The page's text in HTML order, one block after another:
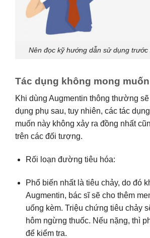
Nên đọc kỹ hướng dẫn sử dụng trước
Tác dụng không mong muốn
Khi dùng Augmentin thông thường
dụng phụ sau, tuy nhiên, các tác
muốn này không xảy ra đồng nhất
trên các đối tượng.
Rối loạn đường tiêu hóa:
Phổ biến nhất là tiêu chảy, do đó
Augmentin, bác sĩ sẽ cho thêm
uống kèm. Triệu chứng tiêu chảy
hôm ngừng thuốc. Nếu nặng, thì
để kiểm tra.